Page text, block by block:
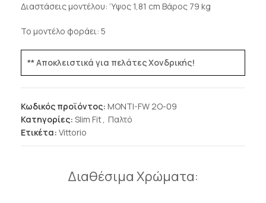
Διαστάσεις μοντέλου: ‘Yψος 1,81 cm Βάρος 79 kg
Το μοντέλο φοράει: 5
** Αποκλειστικά για πελάτες Χονδρικής!
Κωδικός προϊόντος: MONTI-FW 2O-09
Κατηγορίες: Slim Fit, Παλτό
Ετικέτα: Vittorio
Διαθέσιμα Χρώματα: